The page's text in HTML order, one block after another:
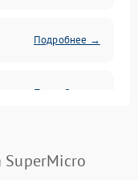
Подробнее →
Подробнее →
SuperMicro